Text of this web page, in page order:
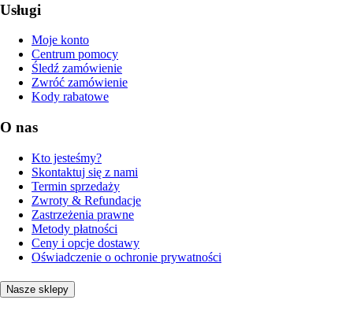
Usługi
Moje konto
Centrum pomocy
Śledź zamówienie
Zwróć zamówienie
Kody rabatowe
O nas
Kto jesteśmy?
Skontaktuj się z nami
Termin sprzedaży
Zwroty & Refundacje
Zastrzeżenia prawne
Metody płatności
Ceny i opcje dostawy
Oświadczenie o ochronie prywatności
Nasze sklepy